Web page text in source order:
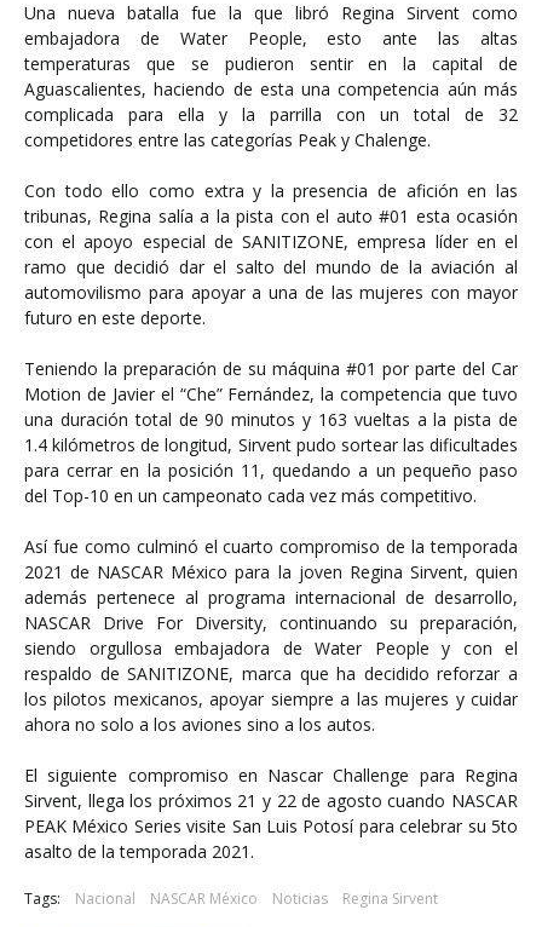
Una nueva batalla fue la que libró Regina Sirvent como
embajadora de Water People, esto ante las altas
temperaturas que se pudieron sentir en la capital de
Aguascalientes, haciendo de esta una competencia aún más
complicada para ella y la parrilla con un total de 32
competidores entre las categorías Peak y Chalenge.
Con todo ello como extra y la presencia de afición en las
tribunas, Regina salía a la pista con el auto #01 esta ocasión
con el apoyo especial de SANITIZONE, empresa líder en el
ramo que decidió dar el salto del mundo de la aviación al
automovilismo para apoyar a una de las mujeres con mayor
futuro en este deporte.
Teniendo la preparación de su máquina #01 por parte del Car
Motion de Javier el “Che” Fernández, la competencia que tuvo
una duración total de 90 minutos y 163 vueltas a la pista de
1.4 kilómetros de longitud, Sirvent pudo sortear las dificultades
para cerrar en la posición 11, quedando a un pequeño paso
del Top-10 en un campeonato cada vez más competitivo.
Así fue como culminó el cuarto compromiso de la temporada
2021 de NASCAR México para la joven Regina Sirvent, quien
además pertenece al programa internacional de desarrollo,
NASCAR Drive For Diversity, continuando su preparación,
siendo orgullosa embajadora de Water People y con el
respaldo de SANITIZONE, marca que ha decidido reforzar a
los pilotos mexicanos, apoyar siempre a las mujeres y cuidar
ahora no solo a los aviones sino a los autos.
El siguiente compromiso en Nascar Challenge para Regina
Sirvent, llega los próximos 21 y 22 de agosto cuando NASCAR
PEAK México Series visite San Luis Potosí para celebrar su 5to
asalto de la temporada 2021.
Tags: Nacional NASCAR México Noticias Regina Sirvent